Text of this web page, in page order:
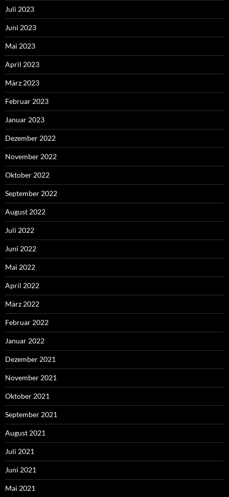
Juli 2023
Juni 2023
Mai 2023
April 2023
März 2023
Februar 2023
Januar 2023
Dezember 2022
November 2022
Oktober 2022
September 2022
August 2022
Juli 2022
Juni 2022
Mai 2022
April 2022
März 2022
Februar 2022
Januar 2022
Dezember 2021
November 2021
Oktober 2021
September 2021
August 2021
Juli 2021
Juni 2021
Mai 2021